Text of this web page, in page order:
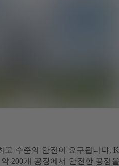
고 수준의 안전이 요구됩니다.
200개 공장에서 안전한 공정